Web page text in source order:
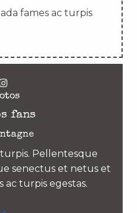
fames ac turpis
fans
Pellentesque
senectus et netus et
ac turpis egestas.